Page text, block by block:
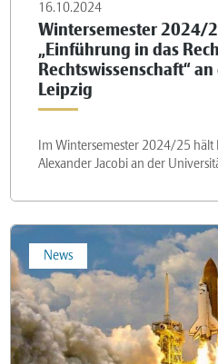
16.10.2024
Wintersemester 2024/
„Einführung in das
Rechtswissenschaft“
Leipzig
Im Wintersemester 2024/25 hält
Alexander Jacobi an der
News